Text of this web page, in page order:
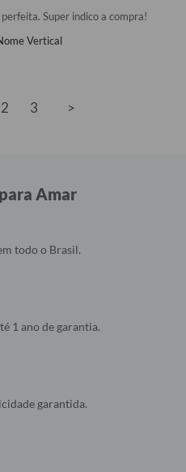
Super indico a compra!
Vertical
2 3 >
Amar
todo o Brasil.
1 ano de garantia.
garantida.